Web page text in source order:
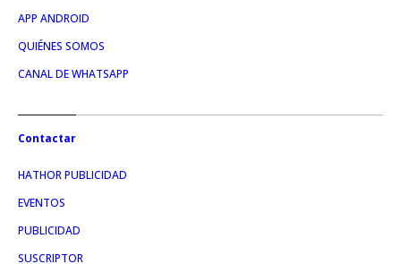
APP ANDROID
QUIÉNES SOMOS
CANAL DE WHATSAPP
Contactar
HATHOR PUBLICIDAD
EVENTOS
PUBLICIDAD
SUSCRIPTOR